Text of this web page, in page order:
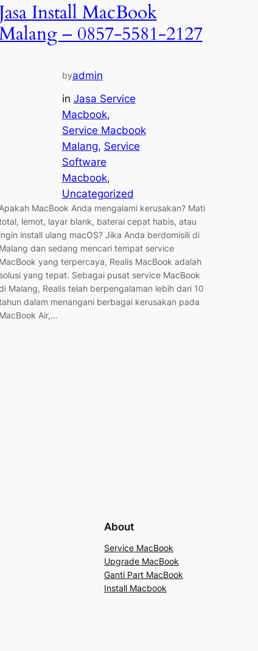
Install MacBook
– 0857-5581-2127
byadmin
in Jasa Service
Macbook
Service Macbook
Malang, Service
Software
Macbook
Uncategorized
Apakah MacBook Anda mengalami kerusakan? Mati
lemot, layar blank, baterai cepat habis, atau
ingin install ulang macOS? Jika Anda berdomisili di
Malang dan sedang mencari tempat service
MacBook yang terpercaya, Realis MacBook adalah
solusi yang tepat. Sebagai pusat service MacBook
Malang, Realis telah berpengalaman lebih dari 10
dalam menangani berbagai kerusakan pada
MacBook Air,…
About
Service MacBook
Upgrade MacBook
Ganti Part MacBook
Install Macbook